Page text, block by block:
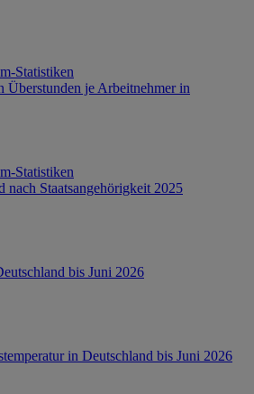
Statistiken
Überstunden je Arbeitnehmer in
Statistiken
nach Staatsangehörigkeit 2025
bis Juni 2026
in Deutschland bis Juni 2026